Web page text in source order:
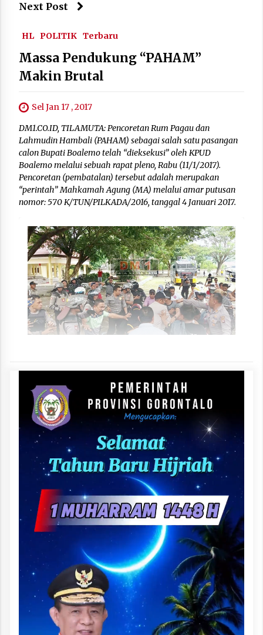
Next Post
HL POLITIK Terbaru
Massa Pendukung “PAHAM”
Makin Brutal
Sel Jan 17 , 2017
DM1.CO.ID, TILAMUTA: Pencoretan Rum Pagau dan
Lahmudin Hambali (PAHAM) sebagai salah satu pasangan
calon Bupati Boalemo telah “dieksekusi” oleh KPUD
Boalemo melalui sebuah rapat pleno, Rabu (11/1/2017).
Pencoretan (pembatalan) tersebut adalah merupakan
“perintah” Mahkamah Agung (MA) melalui amar putusan
nomor: 570 K/TUN/PILKADA/2016, tanggal 4 Januari 2017.